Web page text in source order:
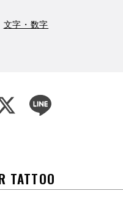
文字・数字
TATTOO